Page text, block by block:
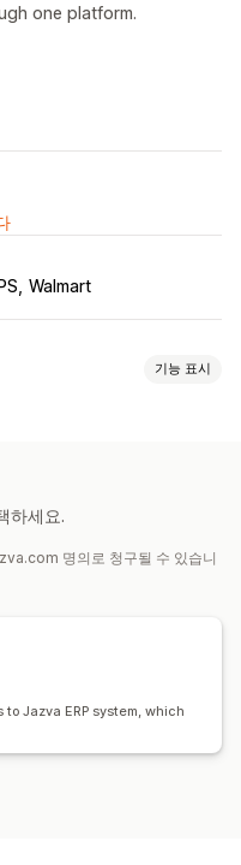
one platform.
Walmart
기능 표시
하세요.
명의로 청구될 수 있습니
Jazva ERP system, which